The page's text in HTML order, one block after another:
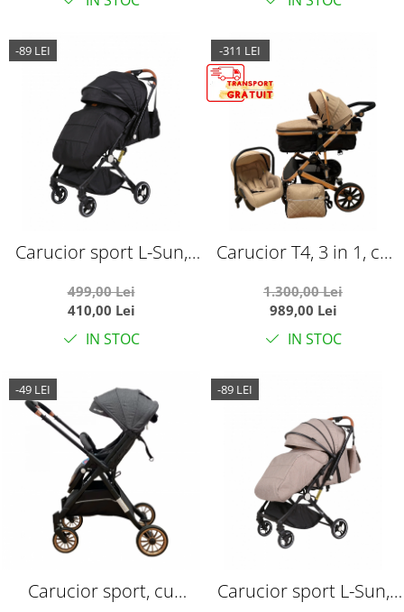
-89 LEI
Carucior sport L-Sun,
troller, cu maner
reversibil, husa de
picioare si gentuta
499,00 Lei
410,00 Lei
IN STOC
-311 LEI
Carucior T4, 3 in 1, cu
landou-sport,
crem/negru
1.300,00 Lei
989,00 Lei
IN STOC
-49 LEI
Carucior sport, cu
-89 LEI
Carucior sport L-Sun,